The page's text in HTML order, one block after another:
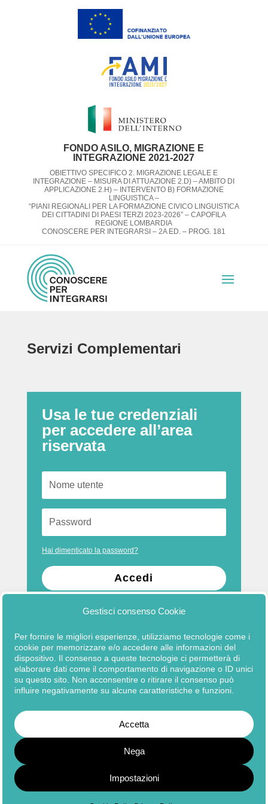
Gestisci consenso Cookie
Per fornire le migliori esperienze, utilizziamo tecnologie come i
cookie per memorizzare e/o accedere alle informazioni del
dispositivo. Il consenso a queste tecnologie ci permetterà di
elaborare dati come il comportamento di navigazione o ID unici
su questo sito. Non acconsentire o ritirare il consenso può
influire negativamente su alcune caratteristiche e funzioni.
Accetta
Nega
Impostazioni
FONDO ASILO, MIGRAZIONE E
INTEGRAZIONE 2021-2027
OBIETTIVO SPECIFICO 2. MIGRAZIONE LEGALE E
INTEGRAZIONE – MISURA DI ATTUAZIONE 2.D) – AMBITO DI
APPLICAZIONE 2.H) – INTERVENTO B) FORMAZIONE
LINGUISTICA –
“PIANI REGIONALI PER LA FORMAZIONE CIVICO LINGUISTICA
DEI CITTADINI DI PAESI TERZI 2023-2026” – CAPOFILA
REGIONE LOMBARDIA​
CONOSCERE PER INTEGRARSI – 2A ED. – PROG. 181
Servizi Complementari
Usa le tue credenziali
per accedere all’area
riservata
Hai dimenticato la password?
Accedi
Copyright © 2026Fondazione ISMU ETS